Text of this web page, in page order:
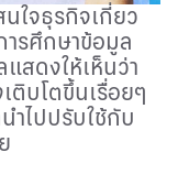
ใจธุรกิจเกี่ยว
รศึกษาข้อมูล
สดงให้เห็นว่า
ติบโตขึ้นเรื่อยๆ
ำไปปรับใช้กับ